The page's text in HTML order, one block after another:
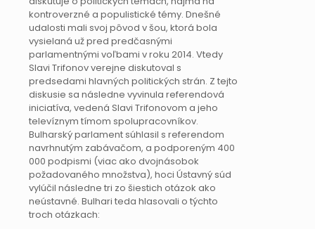
kontroverzné a populistické témy. Dnešné
udalosti mali svoj pôvod v šou, ktorá bola
vysielaná už pred predčasnými
parlamentnými voľbami v roku 2014. Vtedy
Slavi Trifonov verejne diskutoval s
predsedami hlavných politických strán. Z tejto
diskusie sa následne vyvinula referendová
iniciatíva, vedená Slavi Trifonovom a jeho
televíznym tímom spolupracovníkov.
Bulharský parlament súhlasil s referendom
navrhnutým zabávačom, a podporeným 400
000 podpismi (viac ako dvojnásobok
požadovaného množstva), hoci Ústavný súd
vylúčil následne tri zo šiestich otázok ako
neústavné. Bulhari teda hlasovali o týchto
troch otázkach: